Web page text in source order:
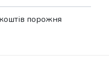
порожня